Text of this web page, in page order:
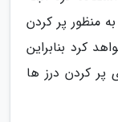
منظور پر کردن
کرد بنابراین
پر کردن درز ها